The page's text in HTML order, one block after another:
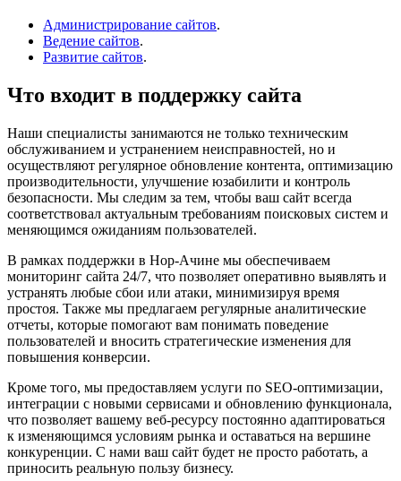
Администрирование сайтов.
Ведение сайтов.
Развитие сайтов.
Что входит в поддержку сайта
Наши специалисты занимаются не только техническим
обслуживанием и устранением неисправностей, но и
осуществляют регулярное обновление контента, оптимизацию
производительности, улучшение юзабилити и контроль
безопасности. Мы следим за тем, чтобы ваш сайт всегда
соответствовал актуальным требованиям поисковых систем и
меняющимся ожиданиям пользователей.
В рамках поддержки в Нор-Ачине мы обеспечиваем
мониторинг сайта 24/7, что позволяет оперативно выявлять и
устранять любые сбои или атаки, минимизируя время
простоя. Также мы предлагаем регулярные аналитические
отчеты, которые помогают вам понимать поведение
пользователей и вносить стратегические изменения для
повышения конверсии.
Кроме того, мы предоставляем услуги по SEO-оптимизации,
интеграции с новыми сервисами и обновлению функционала,
что позволяет вашему веб-ресурсу постоянно адаптироваться
к изменяющимся условиям рынка и оставаться на вершине
конкуренции. С нами ваш сайт будет не просто работать, а
приносить реальную пользу бизнесу.